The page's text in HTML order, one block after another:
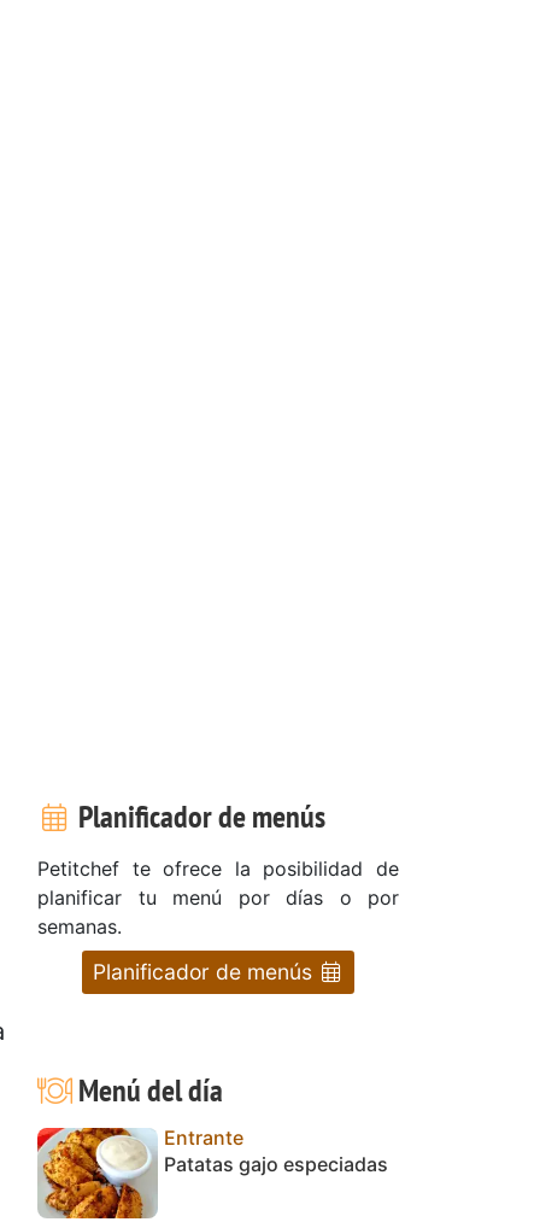
Planificador de menús
Petitchef te ofrece la posibilidad de
planificar tu menú por días o por
semanas.
Planificador de menús
Menú del día
Entrante
Patatas gajo especiadas